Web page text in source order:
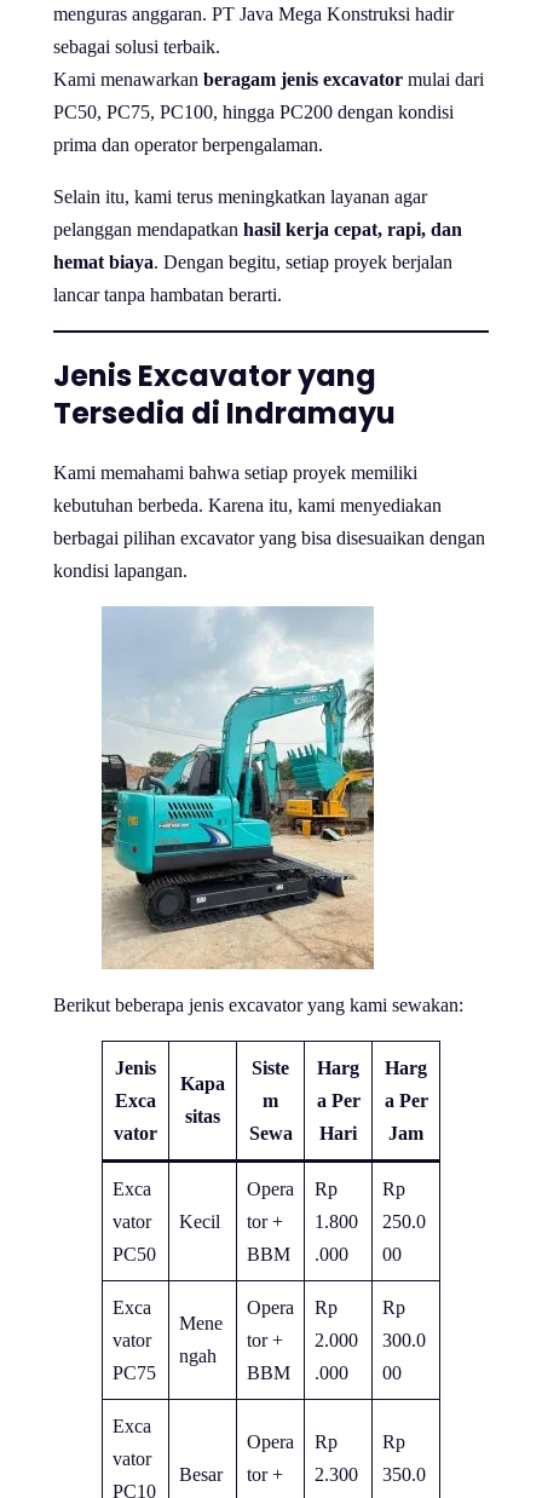
menguras anggaran. PT Java Mega Konstruksi hadir
sebagai solusi terbaik.
Kami menawarkan beragam jenis excavator mulai dari
PC50, PC75, PC100, hingga PC200 dengan kondisi
prima dan operator berpengalaman.
Selain itu, kami terus meningkatkan layanan agar
pelanggan mendapatkan hasil kerja cepat, rapi, dan
hemat biaya. Dengan begitu, setiap proyek berjalan
lancar tanpa hambatan berarti.
Jenis Excavator yang
Tersedia di Indramayu
Kami memahami bahwa setiap proyek memiliki
kebutuhan berbeda. Karena itu, kami menyediakan
berbagai pilihan excavator yang bisa disesuaikan dengan
kondisi lapangan.
Berikut beberapa jenis excavator yang kami sewakan:
Jenis
Exca
vator
Kapa
sitas
Siste
m
Sewa
Harg
a Per
Hari
Harg
a Per
Jam
Exca
vator
PC50
Kecil
Opera
tor +
BBM
Rp
1.800
.000
Rp
250.0
00
Exca
vator
PC75
Mene
ngah
Opera
tor +
BBM
Rp
2.000
.000
Rp
300.0
00
Exca
vator
PC10
Besar
Opera
tor +
Rp
2.300
Rp
350.0